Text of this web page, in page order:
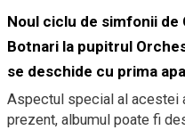
Noul ciclu de simfonii de
Botnari la pupitrul
se deschide cu prima
Aspectul special al acestei
prezent, albumul poate fi